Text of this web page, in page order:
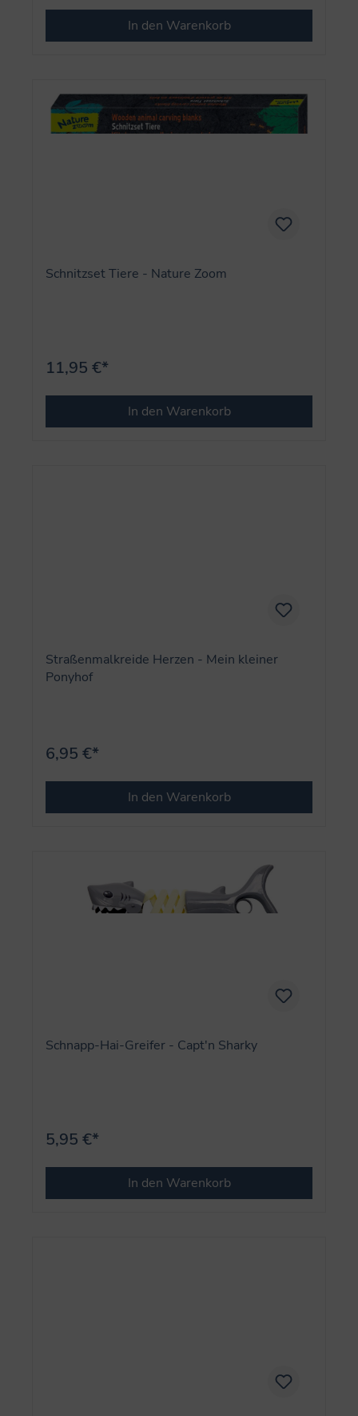
In den Warenkorb
Schnitzset Tiere - Nature Zoom
11,95 €*
In den Warenkorb
Straßenmalkreide Herzen - Mein kleiner
Ponyhof
6,95 €*
In den Warenkorb
Schnapp-Hai-Greifer - Capt'n Sharky
5,95 €*
In den Warenkorb